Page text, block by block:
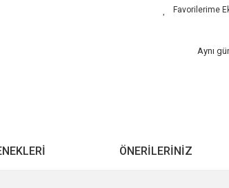
Aynı
ÖNERILERINIZ